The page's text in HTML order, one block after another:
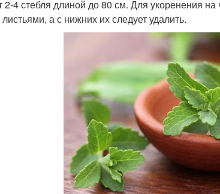
2-4 стебля длиной до 80 см. Для укоренения
а с нижних их следует удалить.